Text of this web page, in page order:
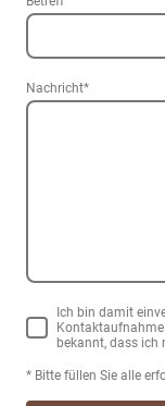
Nachricht*
Ich bin damit
bekannt, dass ich
* Bitte füllen Sie alle